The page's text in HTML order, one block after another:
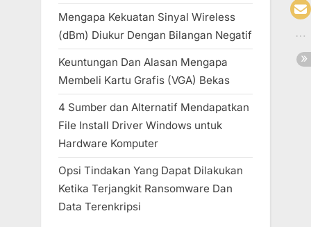
Mengapa Kekuatan Sinyal Wireless
(dBm) Diukur Dengan Bilangan Negatif
Keuntungan Dan Alasan Mengapa
Membeli Kartu Grafis (VGA) Bekas
4 Sumber dan Alternatif Mendapatkan
File Install Driver Windows untuk
Hardware Komputer
Opsi Tindakan Yang Dapat Dilakukan
Ketika Terjangkit Ransomware Dan
Data Terenkripsi